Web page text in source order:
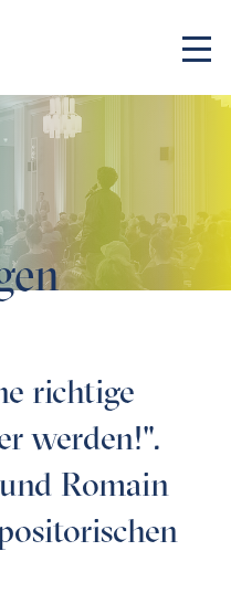
richtige
werden!".
Romain